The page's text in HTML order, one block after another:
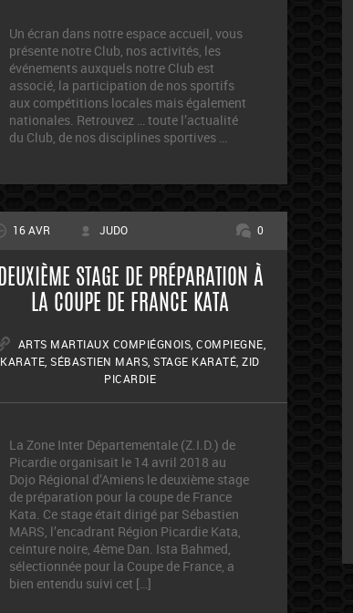
Un écran dans notre espace accueil, vous
présente notre Club, nos activités, les
événements auxquels notre Club est
associé, la participation de nos sportifs
aux compétitions locales mais également
nationales. Retrouvez … toute l’actualité
du Club, de nos disciplines sportives …
16 AVR JUDO 0
DEUXIÈME STAGE DE PRÉPARATION À
LA COUPE DE FRANCE KATA
ARTS MARTIAUX COMPIÉGNOIS ,COMPIEGNE
KARATE ,SÉBASTIEN MARS ,STAGE KARATÉ ,ZID
PICARDIE
La Zone Inter Départementale (Z.I.D.) de
Picardie organisait le 14 avril 2018 au
Dojo Régional d’Amiens le deuxième stage
de préparation pour la coupe de France
Kata. Ce stage était dirigé par Sébastien
MARS, l’encadrant Région Picardie Kata,
ceinture noire, 4ème Dan. Ista Bahmed,
sélectionnée pour la Coupe de France, a
bien entendu suivi cet […]